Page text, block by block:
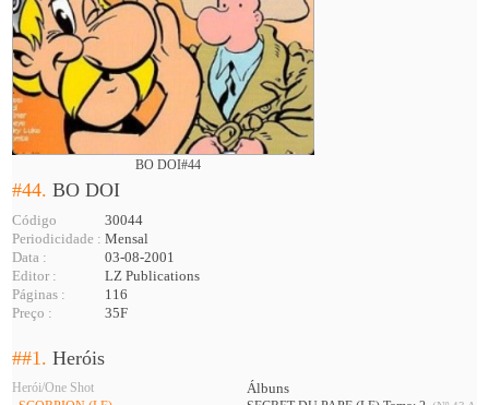
BO DOI#44
#44.BO DOI
Código
30044
Periodicidade : Mensal
Data :
03-08-2001
Editor :
LZ Publications
Páginas :
116
Preço :
35F
##1.Heróis
Herói/One Shot Álbuns